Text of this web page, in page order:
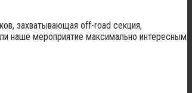
захватывающая off-road секция,
наше мероприятие максимально интересным